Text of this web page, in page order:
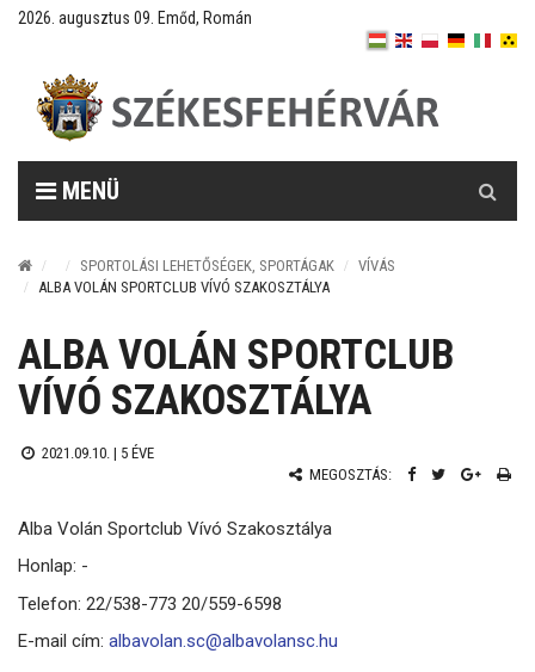
2026. augusztus 09. Emőd, Román
MENÜ
SPORTOLÁSI LEHETŐSÉGEK, SPORTÁGAK
VÍVÁS
ALBA VOLÁN SPORTCLUB VÍVÓ SZAKOSZTÁLYA
ALBA VOLÁN SPORTCLUB
VÍVÓ SZAKOSZTÁLYA
2021.09.10. | 5 ÉVE
MEGOSZTÁS:
Alba Volán Sportclub Vívó Szakosztálya
Honlap: -
Telefon: 22/538-773 20/559-6598
E-mail cím: albavolan.sc@albavolansc.hu